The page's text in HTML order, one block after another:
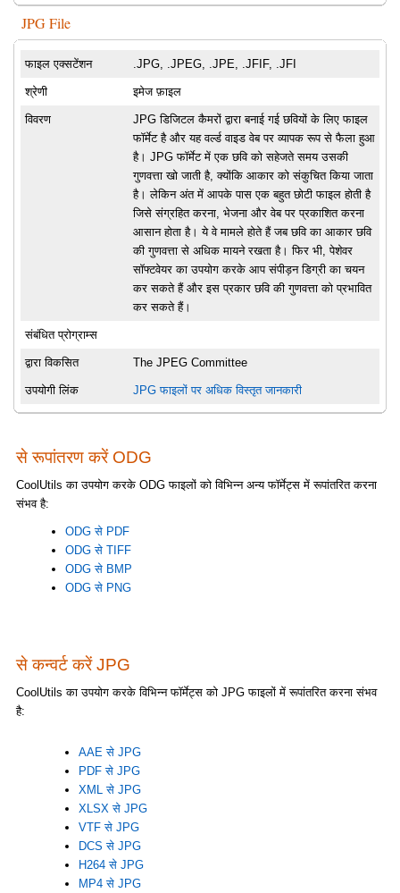
JPG File
फाइल एक्सटेंशन .JPG, .JPEG, .JPE, .JFIF, .JFI
श्रेणी इमेज फ़ाइल
विवरण
JPG डिजिटल कैमरों द्वारा बनाई गई छवियों के लिए फाइल
फॉर्मेट है और यह वर्ल्ड वाइड वेब पर व्यापक रूप से फैला हुआ
है। JPG फॉर्मेट में एक छवि को सहेजते समय उसकी
गुणवत्ता खो जाती है, क्योंकि आकार को संकुचित किया जाता
है। लेकिन अंत में आपके पास एक बहुत छोटी फाइल होती है
जिसे संग्रहित करना, भेजना और वेब पर प्रकाशित करना
आसान होता है। ये वे मामले होते हैं जब छवि का आकार छवि
की गुणवत्ता से अधिक मायने रखता है। फिर भी, पेशेवर
सॉफ्टवेयर का उपयोग करके आप संपीड़न डिग्री का चयन
कर सकते हैं और इस प्रकार छवि की गुणवत्ता को प्रभावित
कर सकते हैं।
संबंधित प्रोग्राम्स
द्वारा विकसित The JPEG Committee
उपयोगी लिंक JPG फाइलों पर अधिक विस्तृत जानकारी
से रूपांतरण करें ODG
CoolUtils का उपयोग करके ODG फाइलों को विभिन्न अन्य फॉर्मेट्स में रूपांतरित करना
संभव है:
ODG से PDF
ODG से TIFF
ODG से BMP
ODG से PNG
से कन्वर्ट करें JPG
CoolUtils का उपयोग करके विभिन्न फॉर्मेट्स को JPG फाइलों में रूपांतरित करना संभव
है:
AAE से JPG
PDF से JPG
XML से JPG
XLSX से JPG
VTF से JPG
DCS से JPG
H264 से JPG
MP4 से JPG